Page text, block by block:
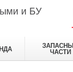
и БУ
ЧАСТИ